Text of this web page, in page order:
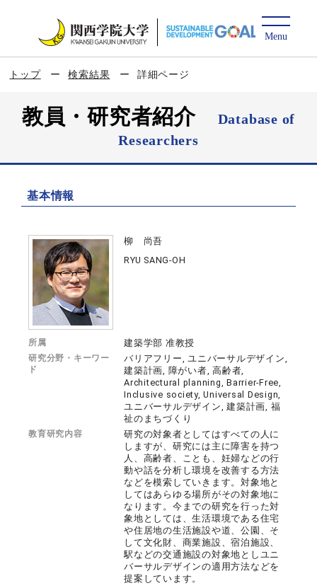
トップ 検索結果 詳細ページ
教員・研究者紹介
Database of
Researchers
基本情報
柳 尚吾
RYU SANG-OH
所属 建築学部 准教授
研究分野・キーワー
ド
バリアフリー, ユニバーサルデザイン,
建築計画, 障がい者, 高齢者,
Architectural planning, Barrier-Free,
Inclusive society, Universal Design,
ユニバーサルデザイン, 建築計画, 福
祉のまちづくり
教育研究内容
研究の対象者としてはすべての人に
しますが、研究には主に障害を持つ
人、高齢者、ことも、妊婦などの行
動や話を分析し環境を改善する方法
などを模索していきます。対象地と
してはあらゆる場所がその対象地に
なります。今までの研究を行った対
象地としては、生活環境である住宅
や住居地の生活施設や道、公園、そ
して文化財、商業施設、宿泊施設、
駅などの交通施設の対象地としユニ
バーサルデザインの適用方法などを
提案しています。